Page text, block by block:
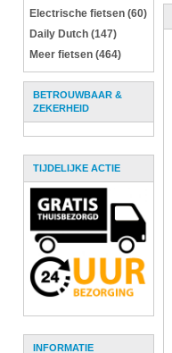
Electrische fietsen (60)
Daily Dutch (147)
Meer fietsen (464)
BETROUWBAAR &
ZEKERHEID
TIJDELIJKE ACTIE
INFORMATIE